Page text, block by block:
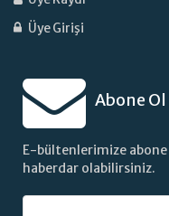
Üye Girişi
Abone Ol
E-bültenlerimize
haberdar olabilirsiniz.